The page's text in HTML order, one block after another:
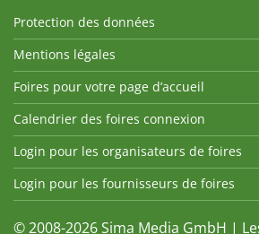
Protection des données
Mentions légales
Foires pour votre page d’accueil
Calendrier des foires connexion
Login pour les organisateurs de foires
Login pour les fournisseurs de foires
© 2008-2026 Sima Media GmbH |